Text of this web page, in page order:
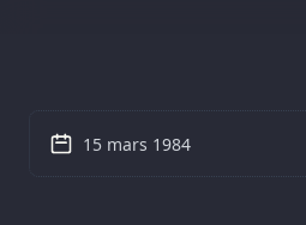
15 mars 1984